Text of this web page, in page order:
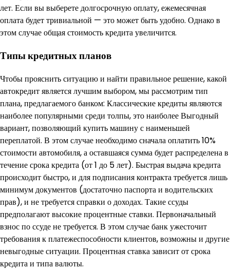
лет. Если вы выберете долгосрочную оплату, ежемесячная
оплата будет тривиальной — это может быть удобно. Однако в
этом случае общая стоимость кредита увеличится.
Типы кредитных планов
Чтобы прояснить ситуацию и найти правильное решение, какой
автокредит является лучшим выбором, мы рассмотрим тип
плана, предлагаемого банком: Классические кредиты являются
наиболее популярными среди толпы, это наиболее Выгодный
вариант, позволяющий купить машину с наименьшей
переплатой. В этом случае необходимо сначала оплатить 10%
стоимости автомобиля, а оставшаяся сумма будет распределена в
течение срока кредита (от 1 до 5 лет). Быстрая выдача кредита
происходит быстро, и для подписания контракта требуется лишь
минимум документов (достаточно паспорта и водительских
прав), и не требуется справки о доходах. Такие ссуды
предполагают высокие процентные ставки. Первоначальный
взнос по ссуде не требуется. В этом случае банк ужесточит
требования к платежеспособности клиентов, возможны и другие
невыгодные ситуации. Процентная ставка зависит от срока
кредита и типа валюты.